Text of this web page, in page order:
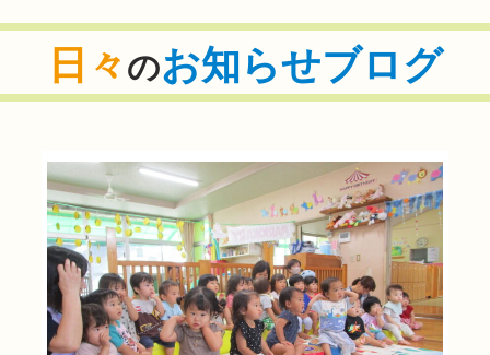
日々 のお知らせブログ